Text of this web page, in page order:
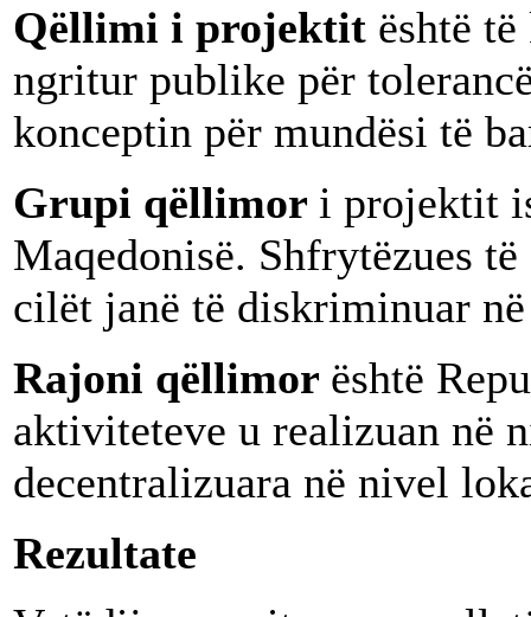
Qëllimi i projektit është
ngritur publike për
konceptin për mundësi të
Grupi qëllimor i projektit
Maqedonisë. Shfrytëzues
cilët janë të diskriminuar
Rajoni qëllimor është
aktiviteteve u realizuan në
decentralizuara në nivel
Rezultate